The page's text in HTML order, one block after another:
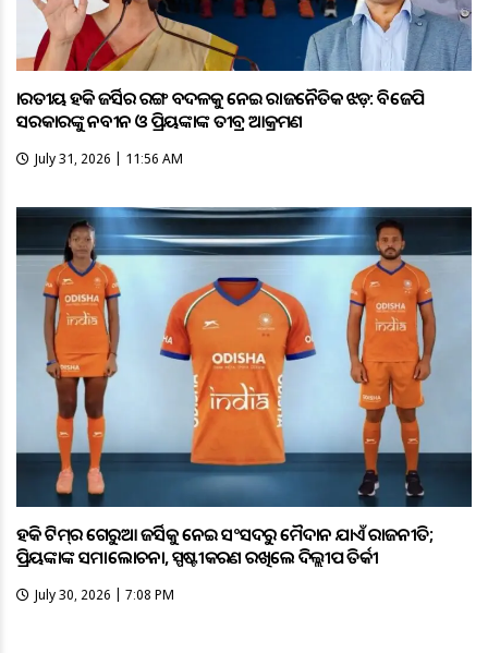
ଭାରତୀୟ ହକି ଜର୍ସିର ରଙ୍ଗ ବଦଳକୁ ନେଇ ରାଜନୈତିକ ଝଡ଼: ବିଜେପି
ସରକାରଙ୍କୁ ନବୀନ ଓ ପ୍ରିୟଙ୍କାଙ୍କ ତୀବ୍ର ଆକ୍ରମଣ
July 31, 2026 | 11:56 AM
ହକି ଟିମ୍‌ର ଗେରୁଆ ଜର୍ସିକୁ ନେଇ ସଂସଦରୁ ମୈଦାନ ଯାଏଁ ରାଜନୀତି;
ପ୍ରିୟଙ୍କାଙ୍କ ସମାଲୋଚନା, ସ୍ପଷ୍ଟୀକରଣ ରଖିଲେ ଦିଲ୍ଲୀପ ତିର୍କୀ
July 30, 2026 | 7:08 PM